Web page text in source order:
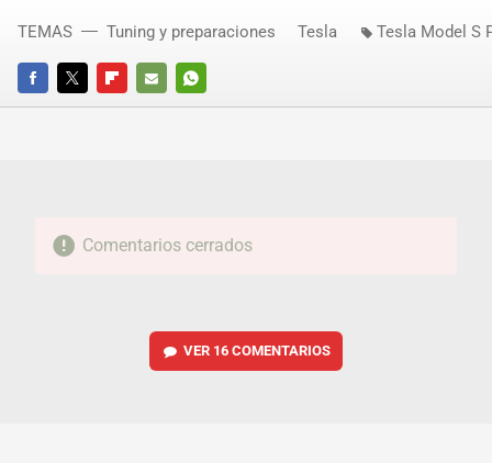
FACEBOOKTWITTERFLIPBOARD
E-
WHATSAPP
TEMAS Tuning y preparaciones Tesla Tesla Model S
Comentarios cerrados
VER 16 COMENTARIOS